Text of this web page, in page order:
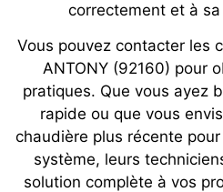
correctement et à
Vous pouvez contacter les
ANTONY (92160) pour
pratiques. Que vous ayez
rapide ou que vous
chaudière plus récente
système, leurs
solution complète à vos